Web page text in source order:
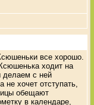
все хорошо.
ходит на
делаем с ней
хочет отступать,
обещают
в календаре,